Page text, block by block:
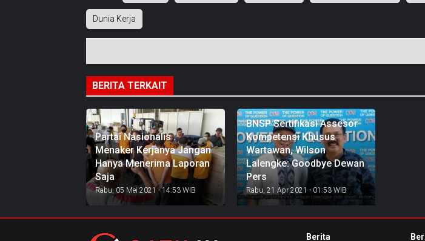
Dunia Kerja
BERITA TERKAIT
Partai Nasionalis :
Menaker Kerjanya Jangan
Hanya Menerima Laporan
Saja
Rabu, 05 Mei 2021 - 14:53 WIB
BNSP Sertifikasi Assesor
Kompetensi Khusus
Wartawan, Wilson
Lalengke: Goodbye Dewan
Pers
Rabu, 21 Apr 2021 - 01:53 WIB
Berita